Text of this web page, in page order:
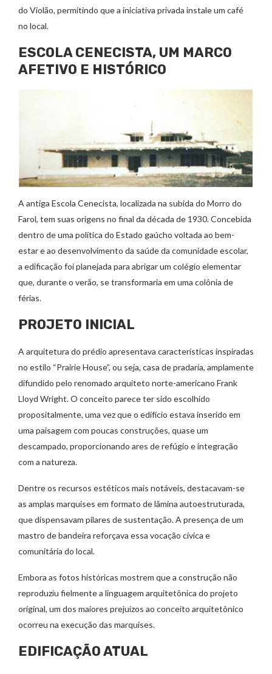
do Violão, permitindo que a iniciativa privada instale um café
no local.
ESCOLA CENECISTA, UM MARCO
AFETIVO E HISTÓRICO
A antiga Escola Cenecista, localizada na subida do Morro do
Farol, tem suas origens no final da década de 1930. Concebida
dentro de uma política do Estado gaúcho voltada ao bem-
estar e ao desenvolvimento da saúde da comunidade escolar,
a edificação foi planejada para abrigar um colégio elementar
que, durante o verão, se transformaria em uma colônia de
férias.
PROJETO INICIAL
A arquitetura do prédio apresentava características inspiradas
no estilo “Prairie House”, ou seja, casa de pradaria, amplamente
difundido pelo renomado arquiteto norte-americano Frank
Lloyd Wright. O conceito parece ter sido escolhido
propositalmente, uma vez que o edifício estava inserido em
uma paisagem com poucas construções, quase um
descampado, proporcionando ares de refúgio e integração
com a natureza.
Dentre os recursos estéticos mais notáveis, destacavam-se
as amplas marquises em formato de lâmina autoestruturada,
que dispensavam pilares de sustentação. A presença de um
mastro de bandeira reforçava essa vocação cívica e
comunitária do local.
Embora as fotos históricas mostrem que a construção não
reproduziu fielmente a linguagem arquitetônica do projeto
original, um dos maiores prejuízos ao conceito arquitetônico
ocorreu na execução das marquises.
EDIFICAÇÃO ATUAL